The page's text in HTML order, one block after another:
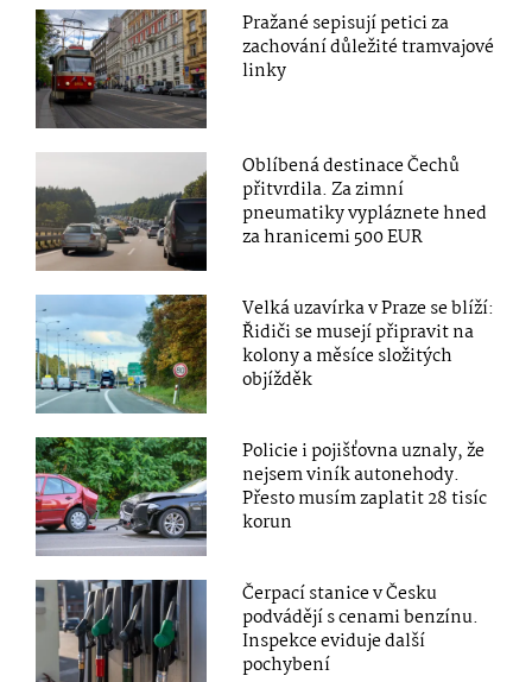
Pražané sepisují petici za
zachování důležité tramvajové
linky
Oblíbená destinace Čechů
přitvrdila. Za zimní
pneumatiky vypláznete hned
za hranicemi 500 EUR
Velká uzavírka v Praze se blíží:
Řidiči se musejí připravit na
kolony a měsíce složitých
objížděk
Policie i pojišťovna uznaly, že
nejsem viník autonehody.
Přesto musím zaplatit 28 tisíc
korun
Čerpací stanice v Česku
podvádějí s cenami benzínu.
Inspekce eviduje další
pochybení